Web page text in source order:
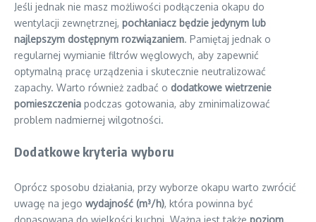
Jeśli jednak nie masz możliwości podłączenia okapu do
wentylacji zewnętrznej, pochłaniacz będzie jedynym lub
najlepszym dostępnym rozwiązaniem. Pamiętaj jednak o
regularnej wymianie filtrów węglowych, aby zapewnić
optymalną pracę urządzenia i skutecznie neutralizować
zapachy. Warto również zadbać o dodatkowe wietrzenie
pomieszczenia podczas gotowania, aby zminimalizować
problem nadmiernej wilgotności.
Dodatkowe kryteria wyboru
Oprócz sposobu działania, przy wyborze okapu warto zwrócić
uwagę na jego wydajność (m³/h), która powinna być
dopasowana do wielkości kuchni. Ważna jest także poziom